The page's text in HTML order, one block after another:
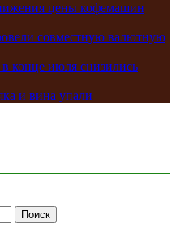
цены кофемашин
совместную валютную
конце июля снизились
и вина упали